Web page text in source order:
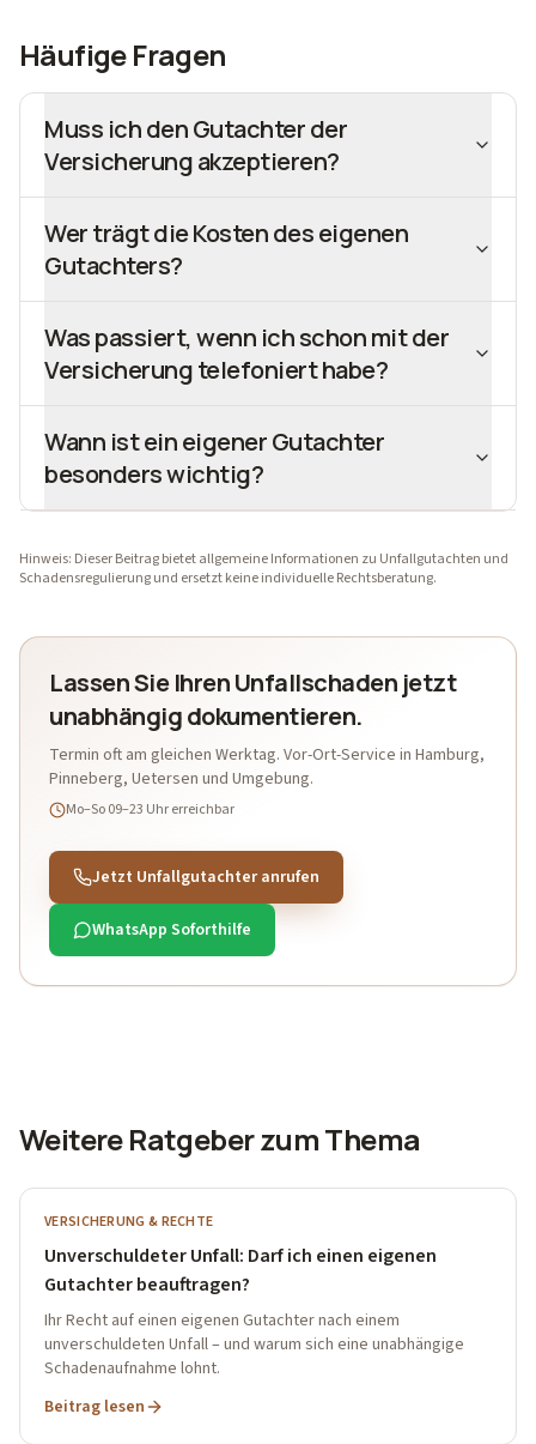
Häufige Fragen
Muss ich den Gutachter der
Versicherung akzeptieren?
Wer trägt die Kosten des eigenen
Gutachters?
Was passiert, wenn ich schon mit der
Versicherung telefoniert habe?
Wann ist ein eigener Gutachter
besonders wichtig?
Hinweis: Dieser Beitrag bietet allgemeine Informationen zu Unfallgutachten und
Schadensregulierung und ersetzt keine individuelle Rechtsberatung.
Lassen Sie Ihren Unfallschaden jetzt
unabhängig dokumentieren.
Termin oft am gleichen Werktag. Vor-Ort-Service in Hamburg,
Pinneberg, Uetersen und Umgebung.
Mo–So 09–23 Uhrerreichbar
Jetzt Unfallgutachter anrufen
WhatsApp Soforthilfe
Weitere Ratgeber zum Thema
VERSICHERUNG & RECHTE
Unverschuldeter Unfall: Darf ich einen eigenen
Gutachter beauftragen?
Ihr Recht auf einen eigenen Gutachter nach einem
unverschuldeten Unfall – und warum sich eine unabhängige
Schadenaufnahme lohnt.
Beitrag lesen